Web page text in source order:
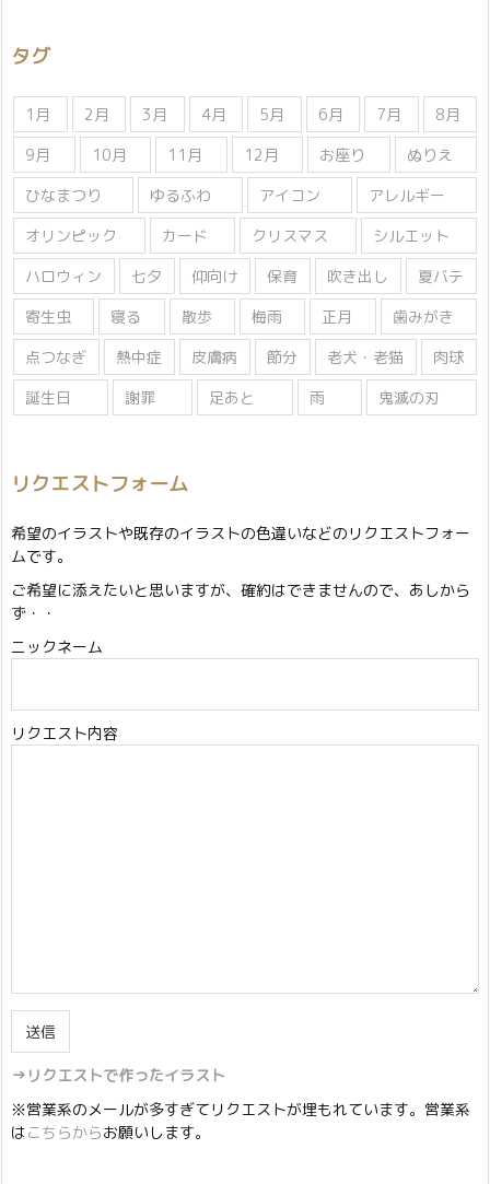
ー
タグ
1月 2月 3月 4月 5月 6月 7月
8月
9月
10月 11月 12月 お座り
ぬりえ
ひなまつり
ゆるふわ アイコン
アレルギー
オリンピック
カード クリスマス
シルエット
ハロウィン
七夕 仰向け 保育 吹き出し
夏バテ
寄生虫
寝る 散歩 梅雨 正月
歯みがき
点つなぎ
熱中症 皮膚病 節分 老犬・老猫
肉球
誕生日
謝罪 足あと 雨 鬼滅の刃
リクエストフォーム
希望のイラストや既存のイラストの色違いなどのリクエストフォー
ムです。
ご希望に添えたいと思いますが、確約はできませんので、あしから
ず・・
ニックネーム
リクエスト内容
→リクエストで作ったイラスト
※営業系のメールが多すぎてリクエストが埋もれています。営業系
はこちらからお願いします。